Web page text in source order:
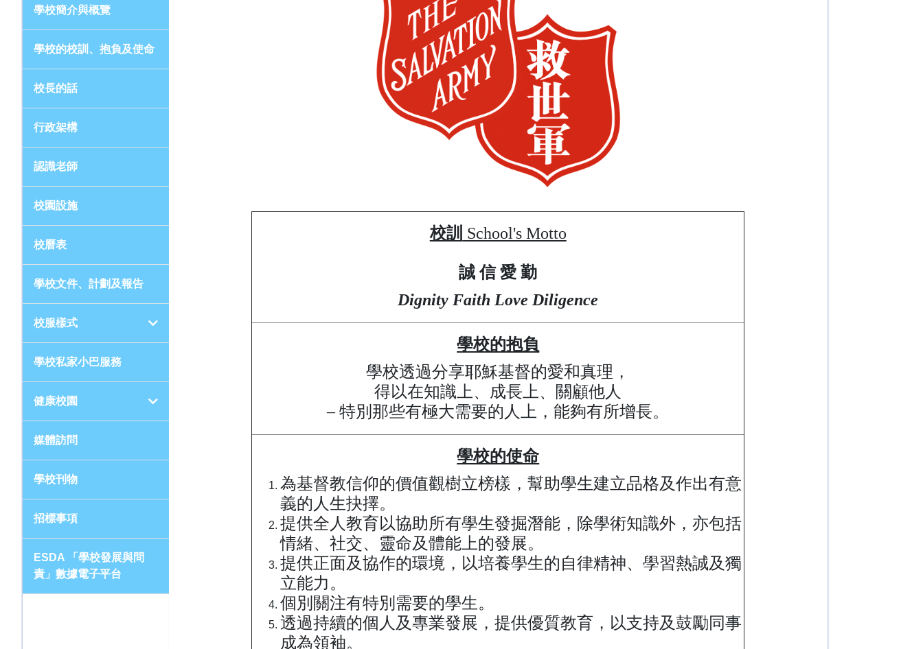
學校簡介與概覽
學校的校訓、抱負及使命
校長的話
行政架構
認識老師
校園設施
校曆表
學校文件、計劃及報告
校服樣式
學校私家小巴服務
健康校園
媒體訪問
學校刊物
招標事項
ESDA 「學校發展與問
責」數據電子平台
校訓 School's Motto
誠 信 愛 勤
Dignity Faith Love Diligence
學校的抱負
學校透過分享耶穌基督的愛和真理，
得以在知識上、成長上、關顧他人
– 特別那些有極大需要的人上，能夠有所增長。
學校的使命
為基督教信仰的價值觀樹立榜樣，幫助學生建立品格及作出有意
義的人生抉擇。
提供全人教育以協助所有學生發掘潛能，除學術知識外，亦包括
情緒、社交、靈命及體能上的發展。
提供正面及協作的環境，以培養學生的自律精神、學習熱誠及獨
立能力。
個別關注有特別需要的學生。
透過持續的個人及專業發展，提供優質教育，以支持及鼓勵同事
成為領袖。